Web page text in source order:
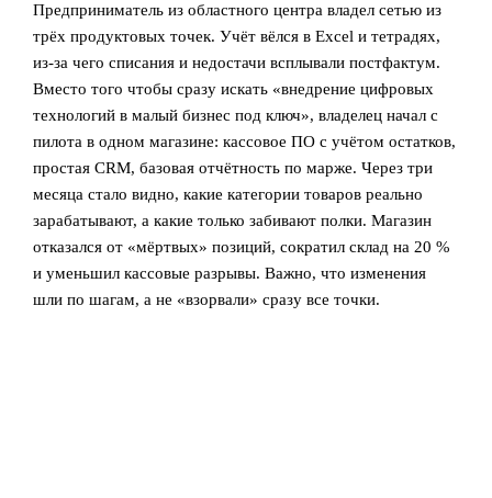
Предприниматель из областного центра владел сетью из
трёх продуктовых точек. Учёт вёлся в Excel и тетрадях,
из-за чего списания и недостачи всплывали постфактум.
Вместо того чтобы сразу искать «внедрение цифровых
технологий в малый бизнес под ключ», владелец начал с
пилота в одном магазине: кассовое ПО с учётом остатков,
простая CRM, базовая отчётность по марже. Через три
месяца стало видно, какие категории товаров реально
зарабатывают, а какие только забивают полки. Магазин
отказался от «мёртвых» позиций, сократил склад на 20 %
и уменьшил кассовые разрывы. Важно, что изменения
шли по шагам, а не «взорвали» сразу все точки.